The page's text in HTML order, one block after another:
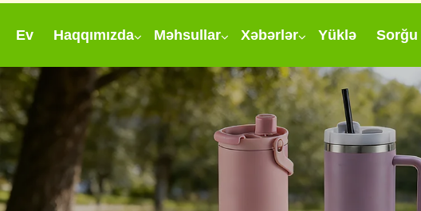
Ev Haqqımızda Məhsullar Xəbərlər Yüklə Sorğu